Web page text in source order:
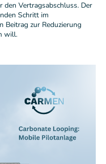
Vertragsabschluss. Der
Schritt im
Beitrag zur Reduzierung
will.